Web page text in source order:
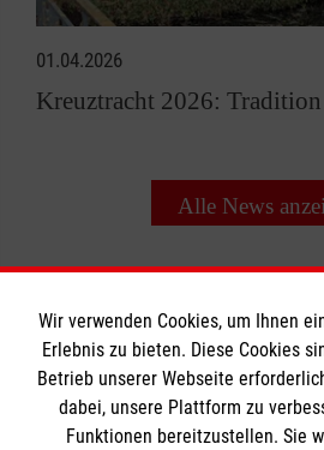
01.04.2026
Kreuztracht 2026:
Alle News
Informationen
Wir verwenden Cookies, um Ihnen
Erlebnis zu bieten. Diese Cookies
Betrieb unserer Webseite
dabei, unsere Plattform zu
Funktionen bereitzustellen. Sie